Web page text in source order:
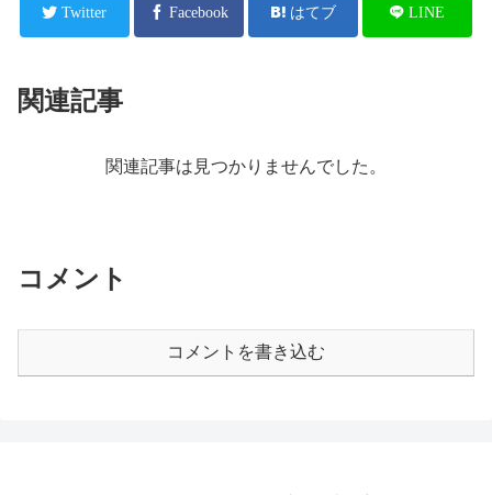
Twitter Facebook はてブ LINE
関連記事
関連記事は見つかりませんでした。
コメント
コメントを書き込む